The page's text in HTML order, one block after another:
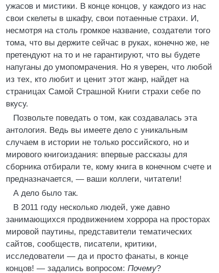
ужасов и мистики. В конце концов, у каждого из нас
свои скелеты в шкафу, свои потаенные страхи. И,
несмотря на столь громкое название, создатели того
тома, что вы держите сейчас в руках, конечно же, не
претендуют на то и не гарантируют, что вы будете
напуганы до умопомрачения. Но я уверен, что любой
из тех, кто любит и ценит этот жанр, найдет на
страницах Самой Страшной Книги страхи себе по
вкусу.
Позвольте поведать о том, как создавалась эта
антология. Ведь вы имеете дело с уникальным
случаем в истории не только российского, но и
мирового книгоиздания: впервые рассказы для
сборника отбирали те, кому книга в конечном счете и
предназначается, — ваши коллеги, читатели!
А дело было так.
В 2011 году несколько людей, уже давно
занимающихся продвижением хоррора на просторах
мировой паутины, представители тематических
сайтов, сообществ, писатели, критики,
исследователи — да и просто фанаты, в конце
концов! — задались вопросом: Почему?